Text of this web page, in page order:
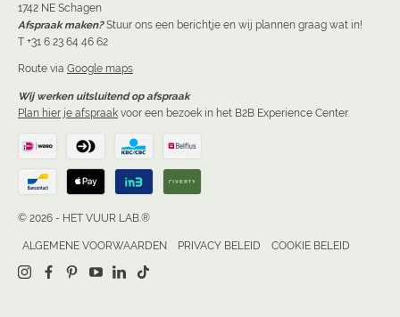
1742 NE Schagen
Afspraak maken? Stuur ons een berichtje en wij plannen graag wat in!
T +31 6 23 64 46 62
Route via Google maps
Wij werken uitsluitend op afspraak
Plan hier je afspraak voor een bezoek in het B2B Experience Center.
© 2026 - HET VUUR LAB.®
ALGEMENE VOORWAARDEN PRIVACY BELEID COOKIE BELEID